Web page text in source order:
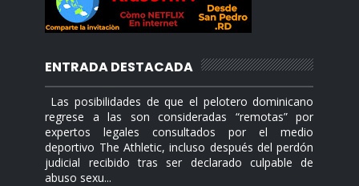
ENTRADA DESTACADA
Las posibilidades de que el pelotero dominicano
regrese a las son consideradas “remotas” por
expertos legales consultados por el medio
deportivo The Athletic, incluso después del perdón
judicial recibido tras ser declarado culpable de
abuso sexu...